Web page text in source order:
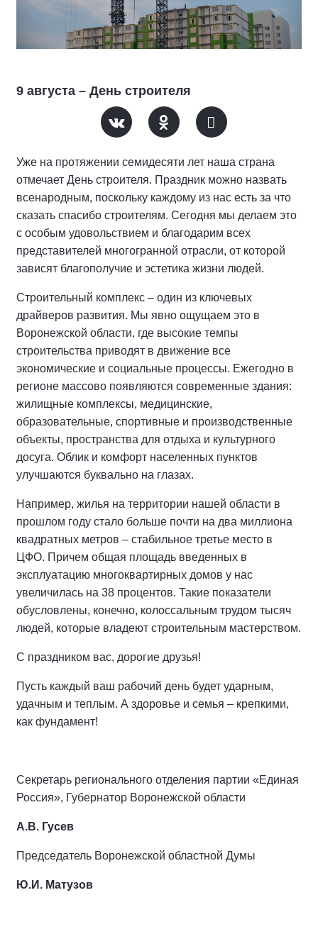
9 августа – День строителя
Уже на протяжении семидесяти лет наша страна
отмечает День строителя. Праздник можно назвать
всенародным, поскольку каждому из нас есть за что
сказать спасибо строителям. Сегодня мы делаем это
с особым удовольствием и благодарим всех
представителей многогранной отрасли, от которой
зависят благополучие и эстетика жизни людей.
Строительный комплекс – один из ключевых
драйверов развития. Мы явно ощущаем это в
Воронежской области, где высокие темпы
строительства приводят в движение все
экономические и социальные процессы. Ежегодно в
регионе массово появляются современные здания:
жилищные комплексы, медицинские,
образовательные, спортивные и производственные
объекты, пространства для отдыха и культурного
досуга. Облик и комфорт населенных пунктов
улучшаются буквально на глазах.
Например, жилья на территории нашей области в
прошлом году стало больше почти на два миллиона
квадратных метров – стабильное третье место в
ЦФО. Причем общая площадь введенных в
эксплуатацию многоквартирных домов у нас
увеличилась на 38 процентов. Такие показатели
обусловлены, конечно, колоссальным трудом тысяч
людей, которые владеют строительным мастерством.
С праздником вас, дорогие друзья!
Пусть каждый ваш рабочий день будет ударным,
удачным и теплым. А здоровье и семья – крепкими,
как фундамент!
Секретарь регионального отделения партии «Единая
Россия», Губернатор Воронежской области
А.В. Гусев
Председатель Воронежской областной Думы
Ю.И. Матузов